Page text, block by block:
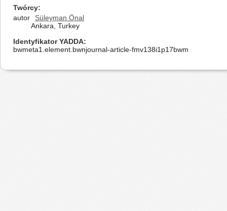
Twórcy
autor
Süleyman Önal
Ankara, Turkey
Identyfikator YADDA
bwmeta1.element.bwnjournal-article-fmv138i1p17bwm